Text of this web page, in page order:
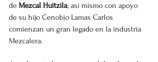
de Mezcal Huitzila; así mismo con apoyo
de su hijo Cenobio Lamas Carlos
comienzan un gran legado en la industria
Mezcalera.